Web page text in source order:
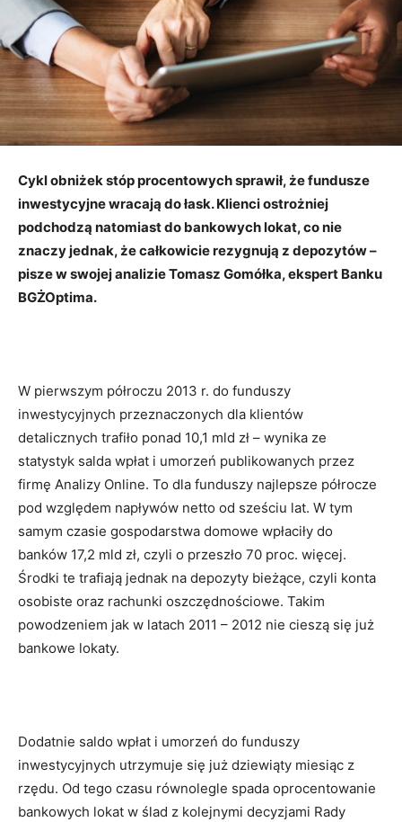
Cykl obniżek stóp procentowych sprawił, że fundusze
inwestycyjne wracają do łask. Klienci ostrożniej
podchodzą natomiast do bankowych lokat, co nie
znaczy jednak, że całkowicie rezygnują z depozytów –
pisze w swojej analizie Tomasz Gomółka, ekspert Banku
BGŻOptima.
W pierwszym półroczu 2013 r. do funduszy
inwestycyjnych przeznaczonych dla klientów
detalicznych trafiło ponad 10,1 mld zł – wynika ze
statystyk salda wpłat i umorzeń publikowanych przez
firmę Analizy Online. To dla funduszy najlepsze półrocze
pod względem napływów netto od sześciu lat. W tym
samym czasie gospodarstwa domowe wpłaciły do
banków 17,2 mld zł, czyli o przeszło 70 proc. więcej.
Środki te trafiają jednak na depozyty bieżące, czyli konta
osobiste oraz rachunki oszczędnościowe. Takim
powodzeniem jak w latach 2011 – 2012 nie cieszą się już
bankowe lokaty.
Dodatnie saldo wpłat i umorzeń do funduszy
inwestycyjnych utrzymuje się już dziewiąty miesiąc z
rzędu. Od tego czasu równolegle spada oprocentowanie
bankowych lokat w ślad z kolejnymi decyzjami Rady